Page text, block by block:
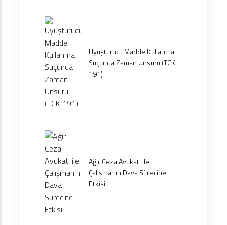
Uyuşturucu Madde Kullanma
Suçunda Zaman Unsuru (TCK
191)
Ağır Ceza Avukatı ile
Çalışmanın Dava Sürecine
Etkisi